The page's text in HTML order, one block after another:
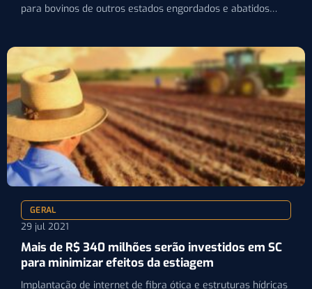
para bovinos de outros estados engordados e abatidos…
GERAL
29 jul 2021
Mais de R$ 340 milhões serão investidos em SC
para minimizar efeitos da estiagem
Implantação de internet de fibra ótica e estruturas hídricas